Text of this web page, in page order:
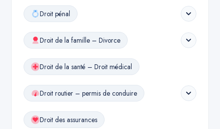
Droit pénal
Droit de la famille – Divorce
Droit de la santé – Droit médical
Droit routier – permis de conduire
Droit des assurances